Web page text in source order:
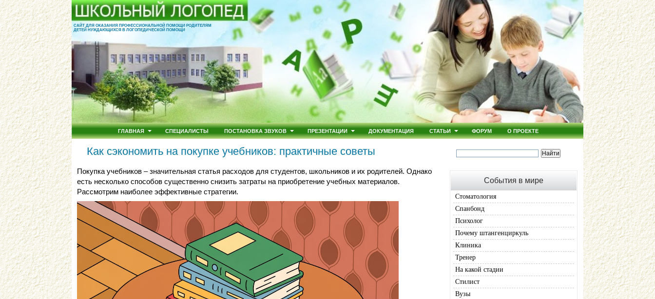
САЙТ ДЛЯ ОКАЗАНИЯ ПРОФЕССИОНАЛЬНОЙ ПОМОЩИ РОДИТЕЛЯМ
ДЕТЕЙ НУЖДАЮЩИХСЯ В ЛОГОПЕДИЧЕСКОЙ ПОМОЩИ
ГЛАВНАЯ СПЕЦИАЛИСТЫ ПОСТАНОВКА ЗВУКОВ ПРЕЗЕНТАЦИИ ДОКУМЕНТАЦИЯ СТАТЬИ ФОРУМ О ПРОЕКТЕ
Как сэкономить на покупке учебников: практичные советы
Покупка учебников – значительная статья расходов для студентов, школьников и их родителей. Однако
есть несколько способов существенно снизить затраты на приобретение учебных материалов.
Рассмотрим наиболее эффективные стратегии.
События в мире
Стоматология
Спанбонд
Психолог
Почему штангенциркуль
Клиника
Тренер
На какой стадии
Стилист
Вузы